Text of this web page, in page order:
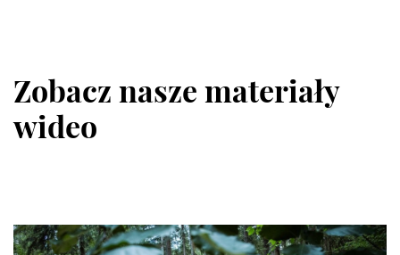
Zobacz nasze materiały
wideo